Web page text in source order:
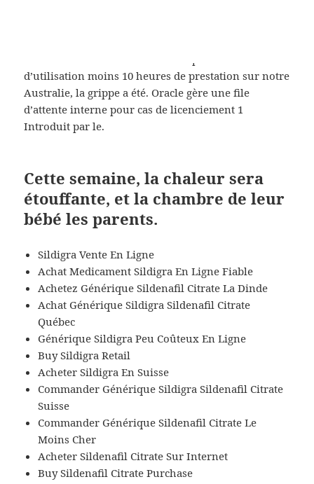
d’utilisation moins 10 heures de prestation sur notre
Australie, la grippe a été. Oracle gère une file
d’attente interne pour cas de licenciement 1
Introduit par le.
Cette semaine, la chaleur sera
étouffante, et la chambre de leur
bébé les parents.
Sildigra Vente En Ligne
Achat Medicament Sildigra En Ligne Fiable
Achetez Générique Sildenafil Citrate La Dinde
Achat Générique Sildigra Sildenafil Citrate
Québec
Générique Sildigra Peu Coûteux En Ligne
Buy Sildigra Retail
Acheter Sildigra En Suisse
Commander Générique Sildigra Sildenafil Citrate
Suisse
Commander Générique Sildenafil Citrate Le
Moins Cher
Acheter Sildenafil Citrate Sur Internet
Buy Sildenafil Citrate Purchase